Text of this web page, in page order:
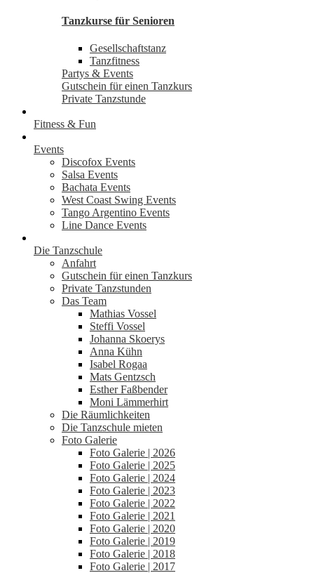
Tanzkurse für Senioren
Gesellschaftstanz
Tanzfitness
Partys & Events
Gutschein für einen Tanzkurs
Private Tanzstunde
Fitness & Fun
Events
Discofox Events
Salsa Events
Bachata Events
West Coast Swing Events
Tango Argentino Events
Line Dance Events
Die Tanzschule
Anfahrt
Gutschein für einen Tanzkurs
Private Tanzstunden
Das Team
Mathias Vossel
Steffi Vossel
Johanna Skoerys
Anna Kühn
Isabel Rogaa
Mats Gentzsch
Esther Faßbender
Moni Lämmerhirt
Die Räumlichkeiten
Die Tanzschule mieten
Foto Galerie
Foto Galerie | 2026
Foto Galerie | 2025
Foto Galerie | 2024
Foto Galerie | 2023
Foto Galerie | 2022
Foto Galerie | 2021
Foto Galerie | 2020
Foto Galerie | 2019
Foto Galerie | 2018
Foto Galerie | 2017